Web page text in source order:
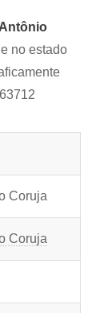
no estado
Coruja
Coruja